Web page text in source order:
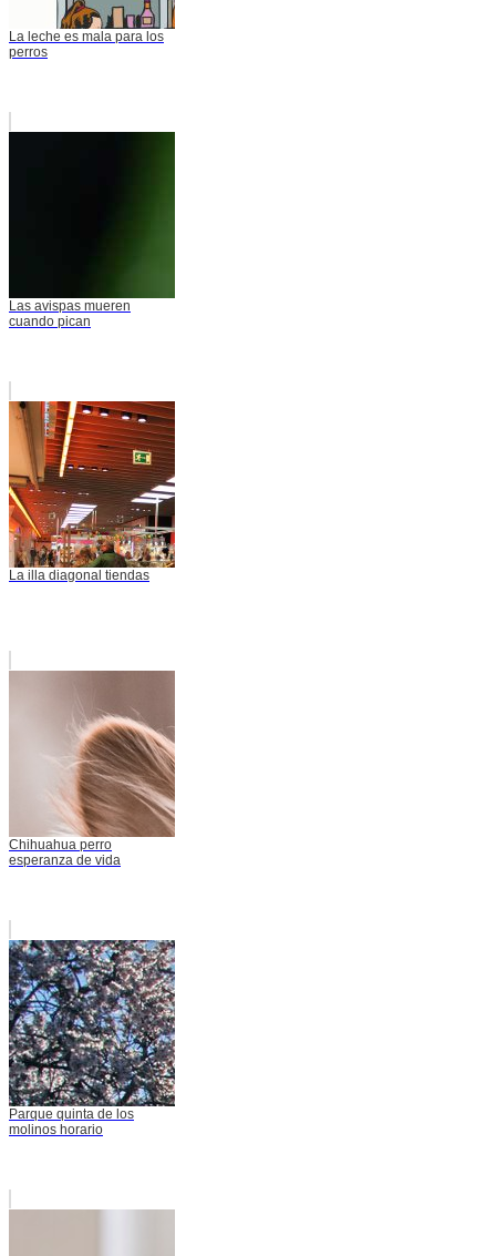
La leche es mala para los
perros
Las avispas mueren
cuando pican
La illa diagonal tiendas
Chihuahua perro
esperanza de vida
Parque quinta de los
molinos horario